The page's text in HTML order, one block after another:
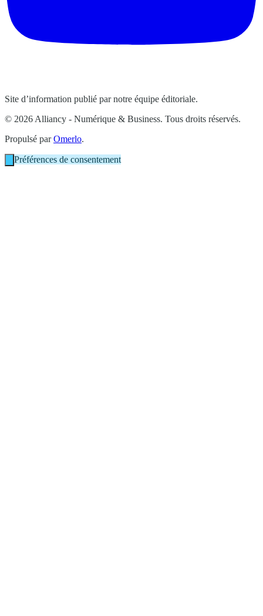
Site d’information publié par notre équipe éditoriale.
© 2026 Alliancy - Numérique & Business. Tous droits réservés.
Propulsé parOmerlo.
Préférences de consentement